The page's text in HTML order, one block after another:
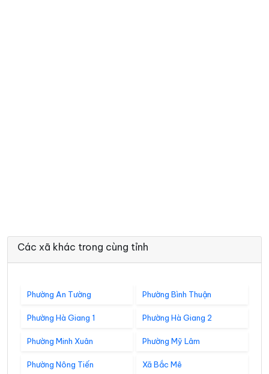
Các xã khác trong cùng tỉnh
Phường An Tường Phường Bình Thuận
Phường Hà Giang 1 Phường Hà Giang 2
Phường Minh Xuân Phường Mỹ Lâm
Phường Nông Tiến Xã Bắc Mê